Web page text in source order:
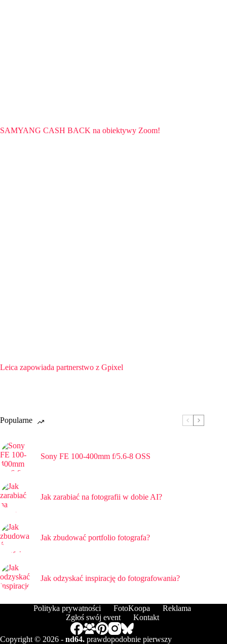
SAMYANG CASH BACK na obiektywy Zoom!
Leica zapowiada partnerstwo z Gpixel
Popularne
Sony FE 100-400mm f/5.6-8 OSS
Jak zarabiać na fotografii w dobie AI?
Jak zbudować portfolio fotografa?
Jak odzyskać inspirację do fotografowania?
Polityka prywatności FotoKoopa
Reklama
Zgłoś swój event
Kontakt
Copyright © 2026 - nd64. prawdopodobnie pierwszy